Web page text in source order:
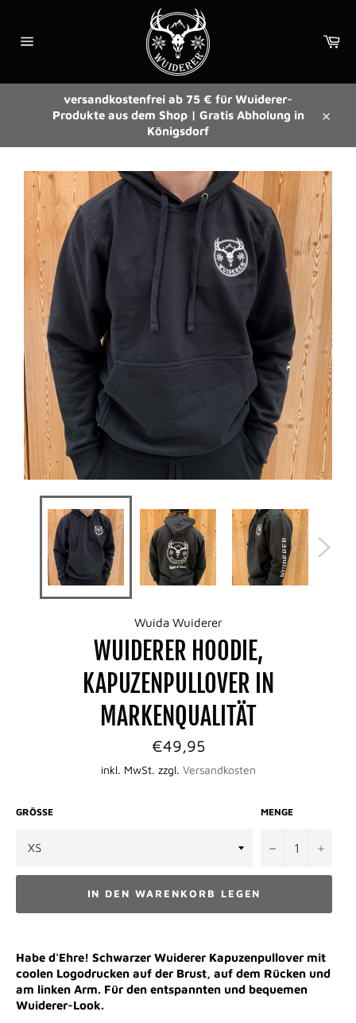
Inhalt
versandkostenfrei ab 75 € für Wuiderer-
Produkte aus dem Shop | Gratis Abholung in
Königsdorf
Wuida Wuiderer
WUIDERER HOODIE,
KAPUZENPULLOVER IN
MARKENQUALITÄT
Normaler
Preis
€49,95
inkl. MwSt. zzgl. Versandkosten
GRÖSSE MENGE
− +
IN DEN WARENKORB LEGEN
Habe d'Ehre! Schwarzer Wuiderer Kapuzenpullover mit
coolen Logodrucken auf der Brust, auf dem Rücken und
am linken Arm. Für den entspannten und bequemen
Wuiderer-Look.